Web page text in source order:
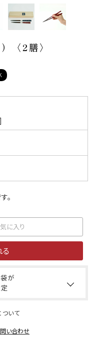
〈2膳〉
。
に入り
袋が
ついて
い合わせ